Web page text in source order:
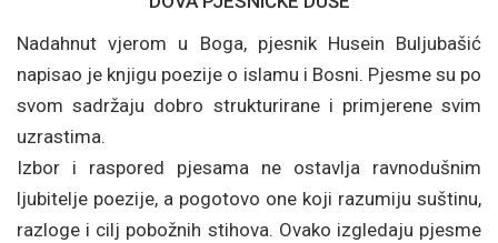
Nadahnut vjerom u Boga, pjesnik Husein Buljubašić
napisao je knjigu poezije o islamu i Bosni. Pjesme su po
svom sadržaju dobro strukturirane i primjerene svim
uzrastima.
Izbor i raspored pjesama ne ostavlja ravnodušnim
ljubitelje poezije, a pogotovo one koji razumiju suštinu,
razloge i cilj pobožnih stihova. Ovako izgledaju pjesme